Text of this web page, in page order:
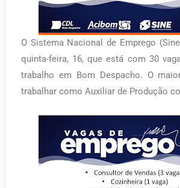
O Sistema Nacional de Emprego
quinta-feira, 16, que está com 30
trabalho em Bom Despacho. O
trabalhar como Auxiliar de Produção